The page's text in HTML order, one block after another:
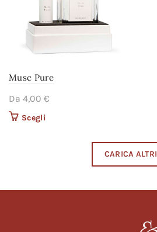
Musc Pure
Da 4,00 €
Scegli
possono essere scelte
CARICA ALTRI